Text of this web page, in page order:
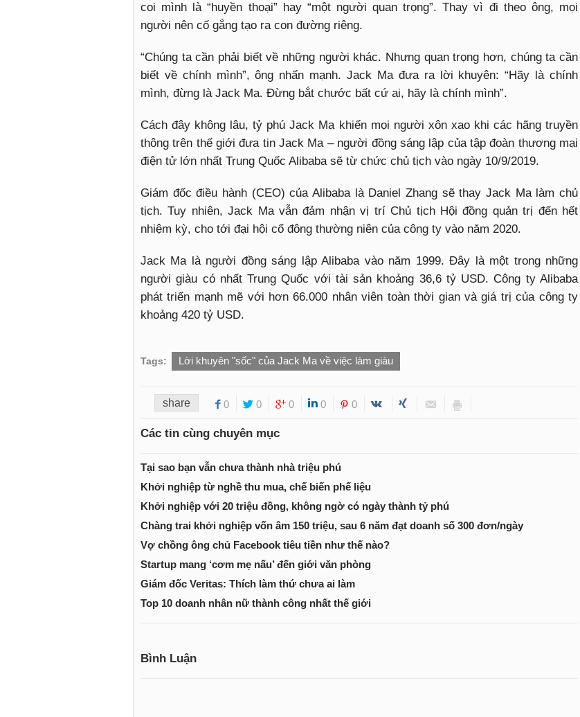
coi mình là “huyền thoại” hay “một người quan trọng”. Thay vì đi theo ông, mọi
người nên cố gắng tạo ra con đường riêng.
“Chúng ta cần phải biết về những người khác. Nhưng quan trọng hơn, chúng ta cần
biết về chính mình”, ông nhấn mạnh. Jack Ma đưa ra lời khuyên: “Hãy là chính
mình, đừng là Jack Ma. Đừng bắt chước bất cứ ai, hãy là chính mình”.
Cách đây không lâu, tỷ phú Jack Ma khiến mọi người xôn xao khi các hãng truyền
thông trên thế giới đưa tin Jack Ma – người đồng sáng lập của tập đoàn thương mại
điện tử lớn nhất Trung Quốc Alibaba sẽ từ chức chủ tịch vào ngày 10/9/2019.
Giám đốc điều hành (CEO) của Alibaba là Daniel Zhang sẽ thay Jack Ma làm chủ
tịch. Tuy nhiên, Jack Ma vẫn đảm nhận vị trí Chủ tịch Hội đồng quản trị đến hết
nhiệm kỳ, cho tới đại hội cổ đông thường niên của công ty vào năm 2020.
Jack Ma là người đồng sáng lập Alibaba vào năm 1999. Đây là một trong những
người giàu có nhất Trung Quốc với tài sản khoảng 36,6 tỷ USD. Công ty Alibaba
phát triển mạnh mẽ với hơn 66.000 nhân viên toàn thời gian và giá trị của công ty
khoảng 420 tỷ USD.
Tags: Lời khuyên "sốc" của Jack Ma về việc làm giàu
share 0 0 0 0 0
Các tin cùng chuyên mục
Tại sao bạn vẫn chưa thành nhà triệu phú
Khởi nghiệp từ nghề thu mua, chế biến phế liệu
Khởi nghiệp với 20 triệu đồng, không ngờ có ngày thành tỷ phú
Chàng trai khởi nghiệp vốn âm 150 triệu, sau 6 năm đạt doanh số 300 đơn/ngày
Vợ chồng ông chủ Facebook tiêu tiền như thế nào?
Startup mang ‘cơm mẹ nấu’ đến giới văn phòng
Giám đốc Veritas: Thích làm thứ chưa ai làm
Top 10 doanh nhân nữ thành công nhất thế giới
Bình Luận